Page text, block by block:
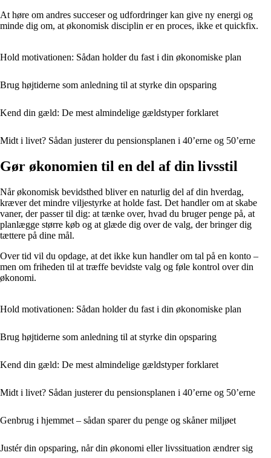
At høre om andres succeser og udfordringer kan give ny energi og
minde dig om, at økonomisk disciplin er en proces, ikke et quickfix.
Hold motivationen: Sådan holder du fast i din økonomiske plan
Brug højtiderne som anledning til at styrke din opsparing
Kend din gæld: De mest almindelige gældstyper forklaret
Midt i livet? Sådan justerer du pensionsplanen i 40’erne og 50’erne
Gør økonomien til en del af din livsstil
Når økonomisk bevidsthed bliver en naturlig del af din hverdag,
kræver det mindre viljestyrke at holde fast. Det handler om at skabe
vaner, der passer til dig: at tænke over, hvad du bruger penge på, at
planlægge større køb og at glæde dig over de valg, der bringer dig
tættere på dine mål.
Over tid vil du opdage, at det ikke kun handler om tal på en konto –
men om friheden til at træffe bevidste valg og føle kontrol over din
økonomi.
Hold motivationen: Sådan holder du fast i din økonomiske plan
Brug højtiderne som anledning til at styrke din opsparing
Kend din gæld: De mest almindelige gældstyper forklaret
Midt i livet? Sådan justerer du pensionsplanen i 40’erne og 50’erne
Genbrug i hjemmet – sådan sparer du penge og skåner miljøet
Justér din opsparing, når din økonomi eller livssituation ændrer sig